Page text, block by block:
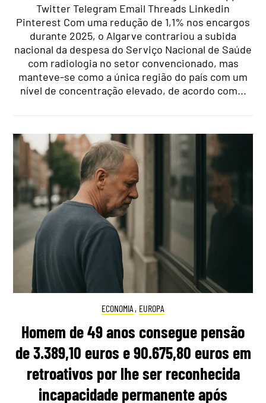
Twitter Telegram Email Threads Linkedin
Pinterest Com uma redução de 1,1% nos encargos
durante 2025, o Algarve contrariou a subida
nacional da despesa do Serviço Nacional de Saúde
com radiologia no setor convencionado, mas
manteve-se como a única região do país com um
nível de concentração elevado, de acordo com...
ECONOMIA , EUROPA
Homem de 49 anos consegue pensão
de 3.389,10 euros e 90.675,80 euros em
retroativos por lhe ser reconhecida
incapacidade permanente após